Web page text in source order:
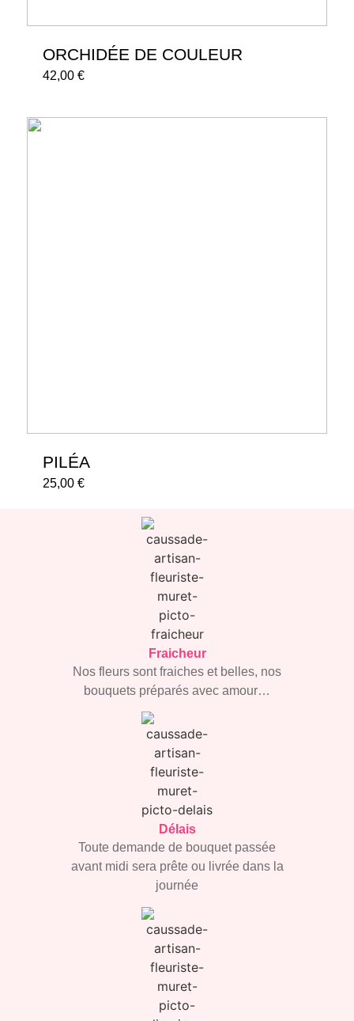
ORCHIDÉE DE COULEUR
42,00€
PILÉA
25,00€
Fraicheur
Nos fleurs sont fraiches et belles, nos
bouquets préparés avec amour…
Délais
Toute demande de bouquet passée
avant midi sera prête ou livrée dans la
journée